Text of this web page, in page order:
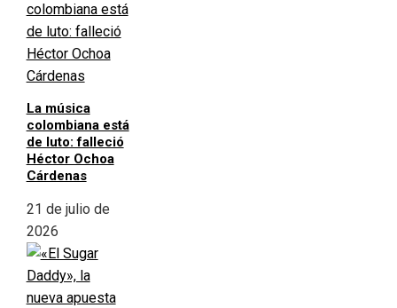
La música
colombiana está
de luto: falleció
Héctor Ochoa
Cárdenas
21 de julio de
2026